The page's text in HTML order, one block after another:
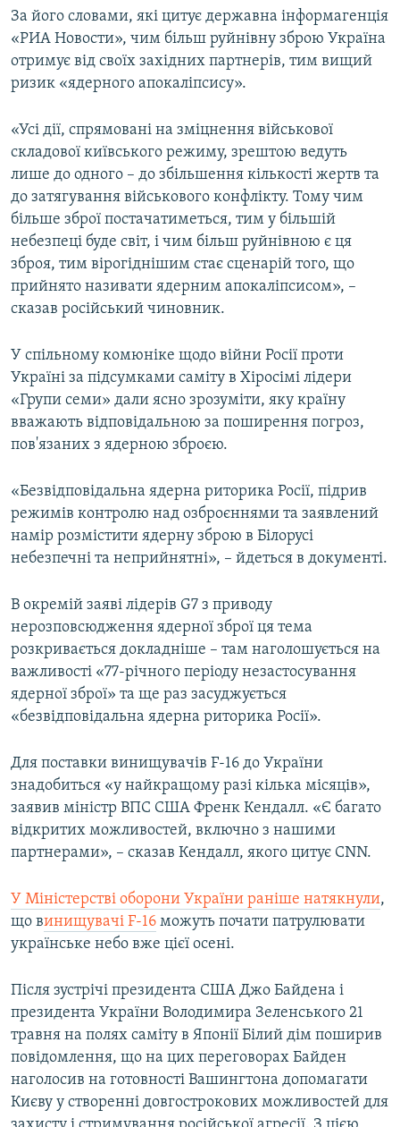
За його словами, які цитує державна інформагенція
«РИА Новости», чим більш руйнівну зброю Україна
отримує від своїх західних партнерів, тим вищий
ризик «ядерного апокаліпсису».
«Усі дії, спрямовані на зміцнення військової
складової київського режиму, зрештою ведуть
лише до одного – до збільшення кількості жертв та
до затягування військового конфлікту. Тому чим
більше зброї постачатиметься, тим у більшій
небезпеці буде світ, і чим більш руйнівною є ця
зброя, тим вірогіднішим стає сценарій того, що
прийнято називати ядерним апокаліпсисом», –
сказав російський чиновник.
У спільному комюніке щодо війни Росії проти
Україні за підсумками саміту в Хіросімі лідери
«Групи семи» дали ясно зрозуміти, яку країну
вважають відповідальною за поширення погроз,
пов'язаних з ядерною зброєю.
«Безвідповідальна ядерна риторика Росії, підрив
режимів контролю над озброєннями та заявлений
намір розмістити ядерну зброю в Білорусі
небезпечні та неприйнятні», – йдеться в документі.
В окремій заяві лідерів G7 з приводу
нерозповсюдження ядерної зброї ця тема
розкривається докладніше – там наголошується на
важливості «77-річного періоду незастосування
ядерної зброї» та ще раз засуджується
«безвідповідальна ядерна риторика Росії».
Для поставки винищувачів F-16 до України
знадобиться «у найкращому разі кілька місяців»,
заявив міністр ВПС США Френк Кендалл. «Є багато
відкритих можливостей, включно з нашими
партнерами», – сказав Кендалл, якого цитує CNN.
У Міністерстві оборони України раніше натякнули,
що винищувачі F-16 можуть почати патрулювати
українське небо вже цієї осені.
Після зустрічі президента США Джо Байдена і
президента України Володимира Зеленського 21
травня на полях саміту в Японії Білий дім поширив
повідомлення, що на цих переговорах Байден
наголосив на готовності Вашингтона допомагати
Києву у створенні довгострокових можливостей для